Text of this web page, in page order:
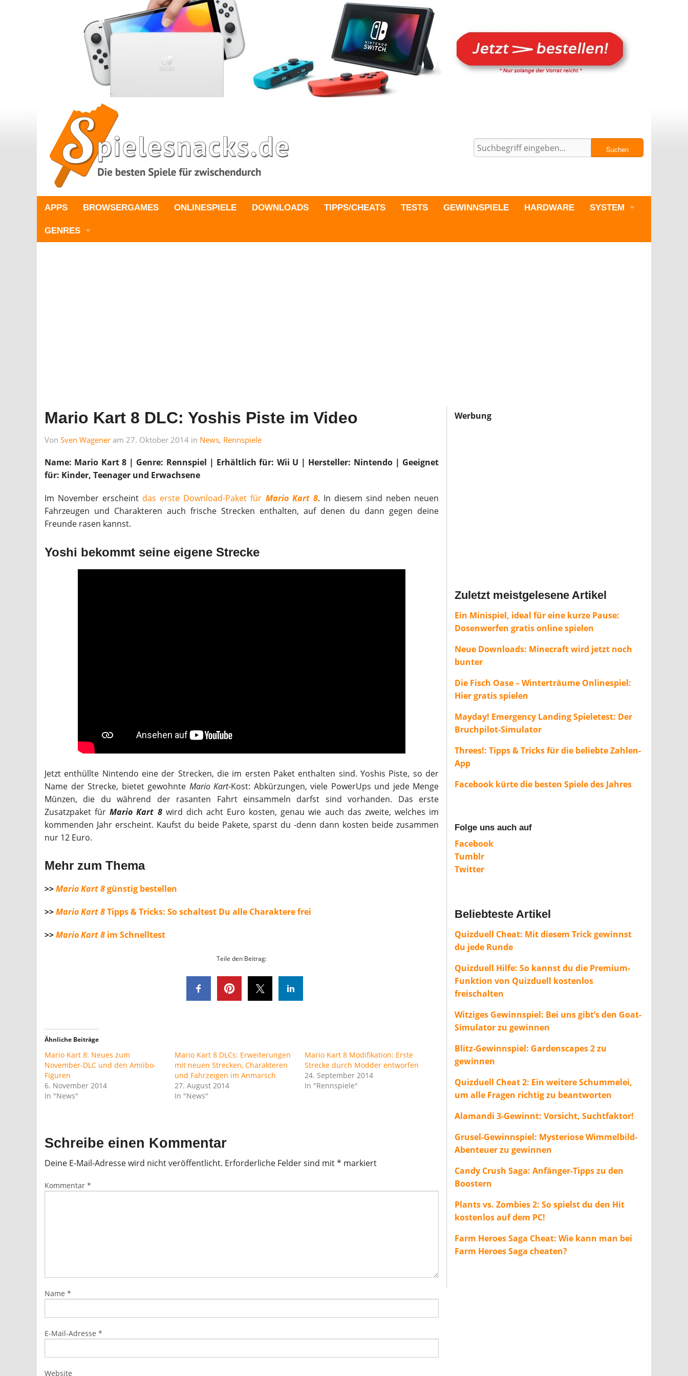
Suchen
APPS BROWSERGAMES ONLINESPIELE DOWNLOADS TIPPS/CHEATS TESTS GEWINNSPIELE HARDWARE SYSTEM
GENRES
Mario Kart 8 DLC: Yoshis Piste im Video
Von Sven Wagener am 27. Oktober 2014 in News, Rennspiele
Name: Mario Kart 8 | Genre: Rennspiel | Erhältlich für: Wii U | Hersteller: Nintendo | Geeignet
für: Kinder, Teenager und Erwachsene
Im November erscheint das erste Download-Paket für Mario Kart 8. In diesem sind neben neuen
Fahrzeugen und Charakteren auch frische Strecken enthalten, auf denen du dann gegen deine
Freunde rasen kannst.
Yoshi bekommt seine eigene Strecke
Jetzt enthüllte Nintendo eine der Strecken, die im ersten Paket enthalten sind. Yoshis Piste, so der
Name der Strecke, bietet gewohnte Mario Kart-Kost: Abkürzungen, viele PowerUps und jede Menge
Münzen, die du während der rasanten Fahrt einsammeln darfst sind vorhanden. Das erste
Zusatzpaket fürMario Kart 8wird dich acht Euro kosten, genau wie auch das zweite, welches im
kommenden Jahr erscheint. Kaufst du beide Pakete, sparst du -denn dann kosten beide zusammen
nur 12 Euro.
Mehr zum Thema
>>Mario Kart 8günstig bestellen
>>Mario Kart 8Tipps & Tricks: So schaltest Du alle Charaktere frei
>>Mario Kart 8 im Schnelltest
Teile den Beitrag:
Ähnliche Beiträge
Mario Kart 8: Neues zum
November-DLC und den Amiibo-
Figuren
6. November 2014
In "News"
Mario Kart 8 DLCs: Erweiterungen
mit neuen Strecken, Charakteren
und Fahrzeigen im Anmarsch
27. August 2014
In "News"
Mario Kart 8 Modifikation: Erste
Strecke durch Modder entworfen
24. September 2014
In "Rennspiele"
Schreibe einen Kommentar
Deine E-Mail-Adresse wird nicht veröffentlicht. Erforderliche Felder sind mit* markiert
Kommentar *
Name *
E-Mail-Adresse *
Website
Werbung
Zuletzt meistgelesene Artikel
Ein Minispiel, ideal für eine kurze Pause:
Dosenwerfen gratis online spielen
Neue Downloads: Minecraft wird jetzt noch
bunter
Die Fisch Oase – Winterträume Onlinespiel:
Hier gratis spielen
Mayday! Emergency Landing Spieletest: Der
Bruchpilot-Simulator
Threes!: Tipps & Tricks für die beliebte Zahlen-
App
Facebook kürte die besten Spiele des Jahres
Folge uns auch auf
Facebook
Tumblr
Twitter
Beliebteste Artikel
Quizduell Cheat: Mit diesem Trick gewinnst
du jede Runde
Quizduell Hilfe: So kannst du die Premium-
Funktion von Quizduell kostenlos
freischalten
Witziges Gewinnspiel: Bei uns gibt’s den Goat-
Simulator zu gewinnen
Blitz-Gewinnspiel: Gardenscapes 2 zu
gewinnen
Quizduell Cheat 2: Ein weitere Schummelei,
um alle Fragen richtig zu beantworten
Alamandi 3-Gewinnt: Vorsicht, Suchtfaktor!
Grusel-Gewinnspiel: Mysteriose Wimmelbild-
Abenteuer zu gewinnen
Candy Crush Saga: Anfänger-Tipps zu den
Boostern
Plants vs. Zombies 2: So spielst du den Hit
kostenlos auf dem PC!
Farm Heroes Saga Cheat: Wie kann man bei
Farm Heroes Saga cheaten?